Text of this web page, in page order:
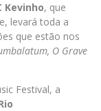
Kevinho, que
levará toda a
que estão nos
O Grave
Festival, a